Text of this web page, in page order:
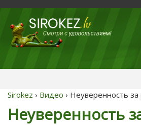
Sirokez › Видео › Неуверенность за
Неуверенность